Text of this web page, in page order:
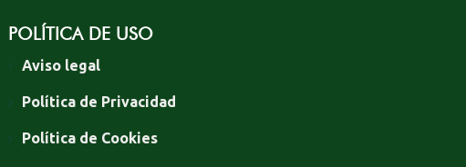
POLÍTICA DE USO
Aviso legal
Política de Privacidad
Política de Cookies